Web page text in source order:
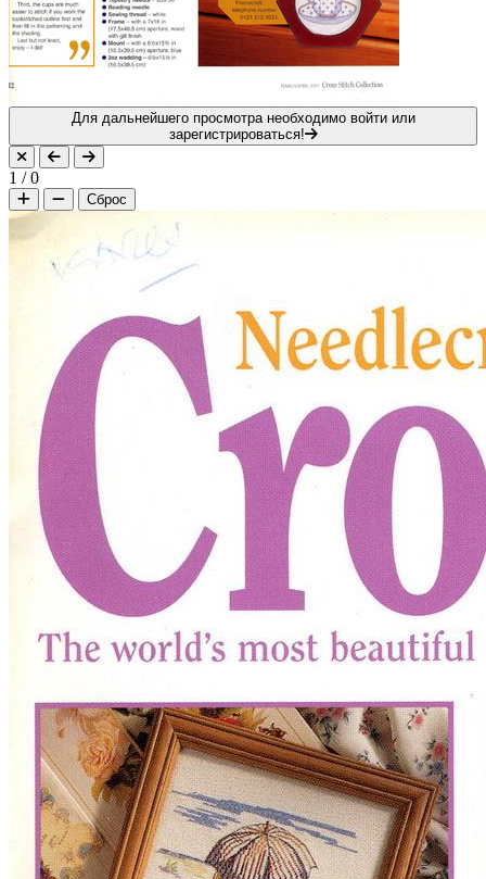
Для дальнейшего просмотра необходимо войти или
зарегистрироваться!
1 /0
Сброс